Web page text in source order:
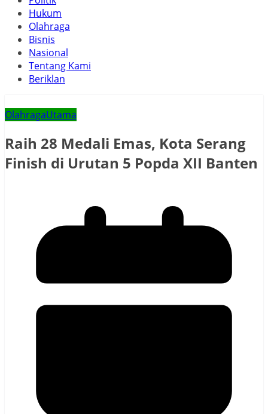
Hukum
Olahraga
Bisnis
Nasional
Tentang Kami
Beriklan
OlahragaUtama
Raih 28 Medali Emas, Kota Serang
Finish di Urutan 5 Popda XII Banten